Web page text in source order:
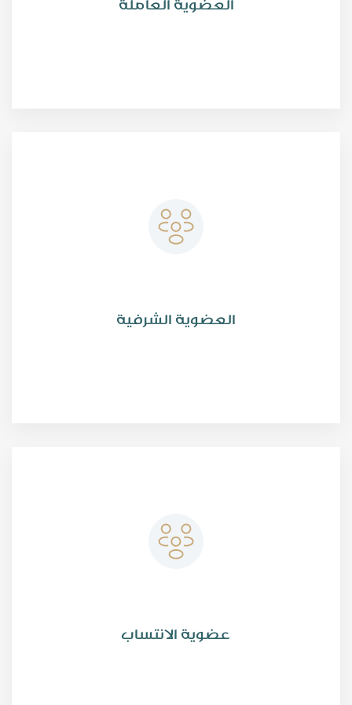
العضوية العاملة
يشترط لهذه العضوية أن يكون طالب العضوية حاصلًا على مؤهل
علمي في تخصص الجمعية، محددًا بدرجة الدكتوراه أو الماجستير أو
العضوية الشرفية
تمنح العضوية الشرفية لمن تختاره الجمعية ممن قدموا للجمعية
خدمات قيمة أو أسهموا في تطوير مجالات اهتماماتها، سواء أكانت
عضوية الان​تساب